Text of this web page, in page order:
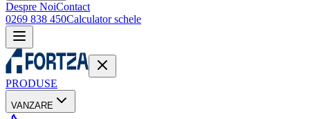
Despre NoiContact
0269 838 450Calculator schele
PRODUSE
VANZARE